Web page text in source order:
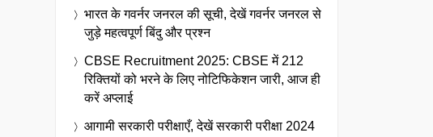
भारत के गवर्नर जनरल की सूची, देखें गवर्नर जनरल से
जुड़े महत्वपूर्ण बिंदु और प्रश्न
CBSE Recruitment 2025: CBSE में 212
रिक्तियों को भरने के लिए नोटिफिकेशन जारी, आज ही
करें अप्लाई
आगामी सरकारी परीक्षाएँ, देखें सरकारी परीक्षा 2024